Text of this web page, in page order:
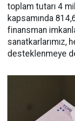
toplam tutarı 4
kapsamında
finansman
sanatkarlarımız,
desteklenmeye